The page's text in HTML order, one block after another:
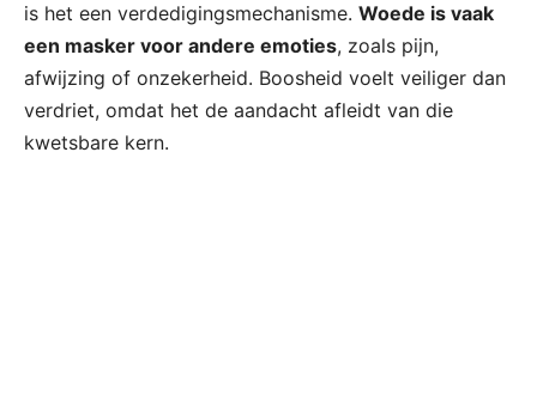
is het een verdedigingsmechanisme. Woede is vaak
een masker voor andere emoties, zoals pijn,
afwijzing of onzekerheid. Boosheid voelt veiliger dan
verdriet, omdat het de aandacht afleidt van die
kwetsbare kern.